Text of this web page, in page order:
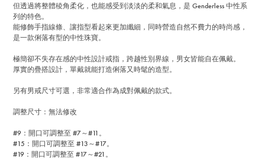
但透過將整體稜角柔化，也能感受到淡淡的柔和氣息，是 Genderless 中性系
列的特色。
能修飾手指線條、讓指型看起來更加纖細，同時營造自然不費力的時尚感，
是一款俐落有型的中性珠寶。
極簡卻不失存在感的中性設計戒指，跨越性別界線，男女皆能自在佩戴。
厚實的疊搭設計，單戴就能打造俐落又時髦的造型。
另有男戒尺寸可選，非常適合作為成對佩戴的款式。
調整尺寸：無法修改
#9：開口可調整至 #7～#11。
#15：開口可調整至 #13～#17。
#19：開口可調整至 #17～#21。